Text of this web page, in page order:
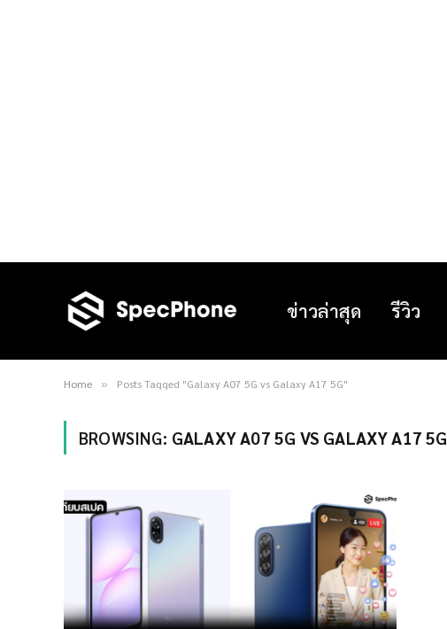
ข่าวล่าสุด รีวิว
Home » Posts Tagged "Galaxy A07 5G vs Galaxy A17 5G"
BROWSING: GALAXY A07 5G VS GALAXY A17 5G